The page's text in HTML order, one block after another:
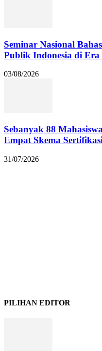
Seminar Nasional
Publik Indonesia di Era
03/08/2026
Sebanyak 88
Empat Skema
31/07/2026
PILIHAN EDITOR